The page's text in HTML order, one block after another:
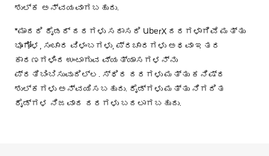
ಶುಲ್ಕ ಅನ್ವಯವಾಗಬಹುದು.
*ಮಾದರಿ ರೈಡರ್ ದರಗಳು ಸರಾಸರಿ UberX ದರಗಳಾಗಿವೆ ಮತ್ತು
ಭೂಗೋಳ, ಸಂಚಾರ ವಿಳಂಬಗಳು, ಪ್ರಚಾರಗಳು ಅಥವಾ ಇತರ
ಕಾರಣಗಳಿಂದ ಉಂಟಾಗುವ ವ್ಯತ್ಯಾಸಗಳನ್ನು
ಪ್ರತಿಬಿಂಬಿಸುವುದಿಲ್ಲ. ಸ್ಥಿರ ದರಗಳು ಮತ್ತು ಕನಿಷ್ಠ
ಶುಲ್ಕಗಳು ಅನ್ವಯಿಸಬಹುದು. ರೈಡ್‌ಗಳು ಮತ್ತು ನಿಗದಿತ
ರೈಡ್‌ಗಳ ನಿಜವಾದ ದರಗಳು ಬದಲಾಗಬಹುದು.